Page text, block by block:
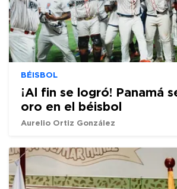
BÉISBOL
¡Al fin se logró! Panamá
oro en el béisbol
Aurelio Ortiz González